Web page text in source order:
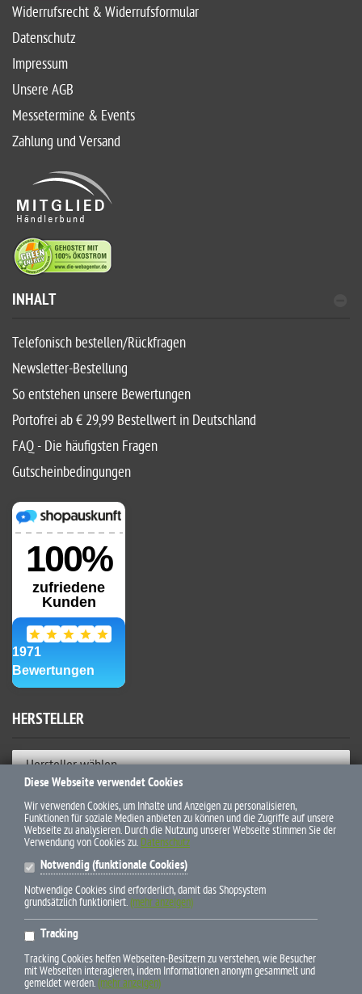
Widerrufsrecht & Widerrufsformular
Datenschutz
Impressum
Unsere AGB
Messetermine & Events
Zahlung und Versand
INHALT
Telefonisch bestellen/Rückfragen
Newsletter-Bestellung
So entstehen unsere Bewertungen
Portofrei ab € 29,99 Bestellwert in Deutschland
FAQ - Die häufigsten Fragen
Gutscheinbedingungen
HERSTELLER
Hersteller wählen
ZAHLUNGSWEISEN
* Alle Preise inkl. gesetzl. Mehrwertsteuer zzgl. Versandkosten und
ggf. Nachnahmegebühren, wenn nicht anders beschrieben
Diese Webseite verwendet Cookies
Wir verwenden Cookies, um Inhalte und Anzeigen zu personalisieren,
Funktionen für soziale Medien anbieten zu können und die Zugriffe auf unsere
Webseite zu analysieren. Durch die Nutzung unserer Webseite stimmen Sie der
Verwendung von Cookies zu. Datenschutz
Notwendig (funktionale Cookies)
Notwendige Cookies sind erforderlich, damit das Shopsystem
grundsätzlich funktioniert.(mehr anzeigen)
Tracking
Tracking Cookies helfen Webseiten-Besitzern zu verstehen, wie Besucher
mit Webseiten interagieren, indem Informationen anonym gesammelt und
gemeldet werden.(mehr anzeigen)